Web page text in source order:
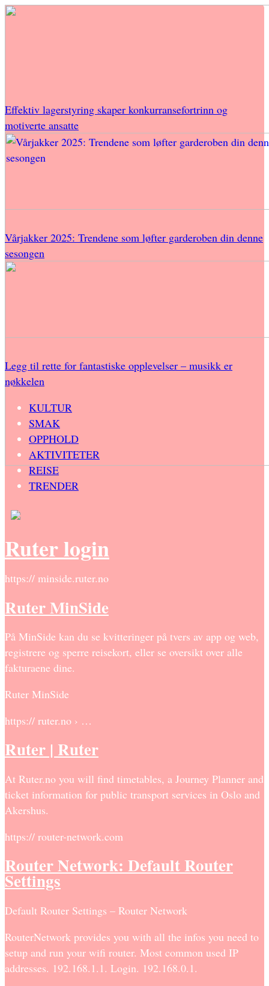
Effektiv lagerstyring skaper konkurransefortrinn og
motiverte ansatte
Vårjakker 2025: Trendene som løfter garderoben din denne
sesongen
Legg til rette for fantastiske opplevelser – musikk er
nøkkelen
KULTUR
SMAK
OPPHOLD
AKTIVITETER
REISE
TRENDER
Ruter login
https:// minside.ruter.no
Ruter MinSide
På MinSide kan du se kvitteringer på tvers av app og web,
registrere og sperre reisekort, eller se oversikt over alle
fakturaene dine.
Ruter MinSide
https:// ruter.no › …
Ruter | Ruter
At Ruter.no you will find timetables, a Journey Planner and
ticket information for public transport services in Oslo and
Akershus.
https:// router-network.com
Router Network: Default Router
Settings
Default Router Settings – Router Network
RouterNetwork provides you with all the infos you need to
setup and run your wifi router. Most common used IP
addresses. 192.168.1.1. Login. 192.168.0.1.